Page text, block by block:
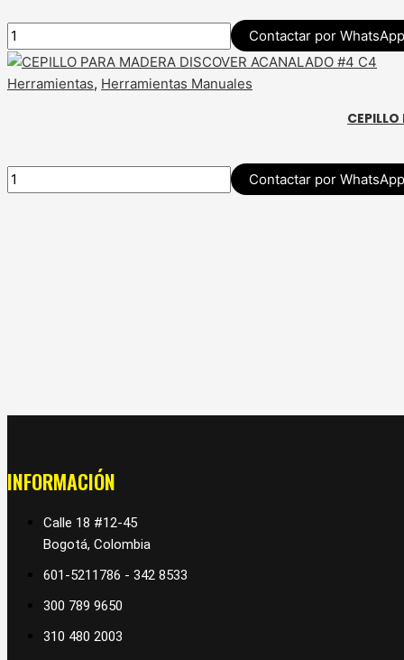
Contactar por WhatsApp
Herramientas, Herramientas Manuales
Contactar por WhatsApp
INFORMACIÓN
Calle 18 #12-45
Bogotá, Colombia
601-5211786 - 342 8533
300 789 9650
310 480 2003